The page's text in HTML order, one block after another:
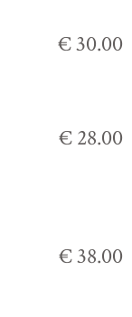
€ 30.00
€ 28.00
€ 38.00